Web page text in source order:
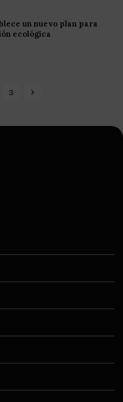
un nuevo plan para
ecológica
3